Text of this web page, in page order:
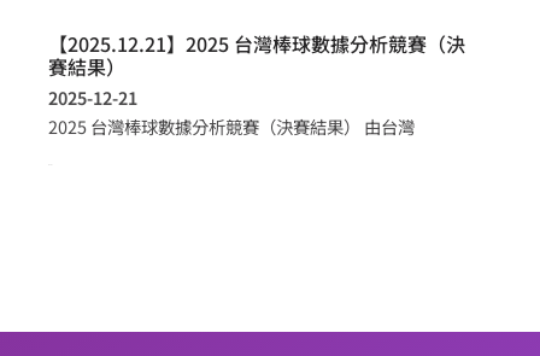
【2025.12.21】2025 台灣棒球數據分析競賽（決
賽結果）
2025-12-21
2025 台灣棒球數據分析競賽（決賽結果） 由台灣